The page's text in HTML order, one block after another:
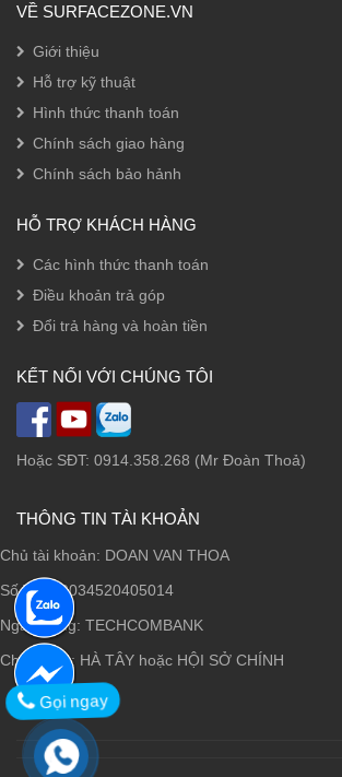
VỀ SURFACEZONE.VN
Giới thiệu
Hỗ trợ kỹ thuật
Hình thức thanh toán
Chính sách giao hàng
Chính sách bảo hảnh
HỖ TRỢ KHÁCH HÀNG
Các hình thức thanh toán
Điều khoản trả góp
Đổi trả hàng và hoàn tiền
KẾT NỐI VỚI CHÚNG TÔI
Hoặc SĐT: 0914.358.268 (Mr Đoàn Thoả)
THÔNG TIN TÀI KHOẢN
Chủ tài khoản: DOAN VAN THOA
Số TK: 19034520405014
Ngân hàng: TECHCOMBANK
Chi nhánh: HÀ TÂY hoặc HỘI SỞ CHÍNH
Gọi ngay